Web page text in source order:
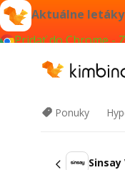
Aktuálne letáky
Pridať do Chrome -
Ponuky